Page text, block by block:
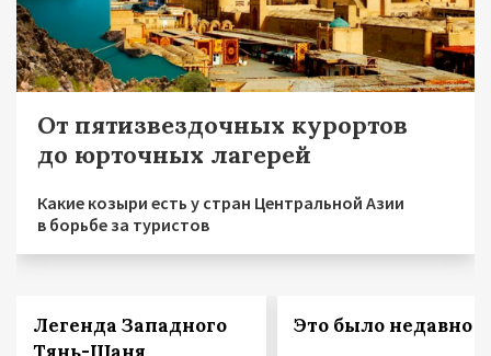
От пятизвездочных курортов
до юрточных лагерей
Какие козыри есть у стран Центральной Азии
в борьбе за туристов
Легенда Западного
Это было недавно